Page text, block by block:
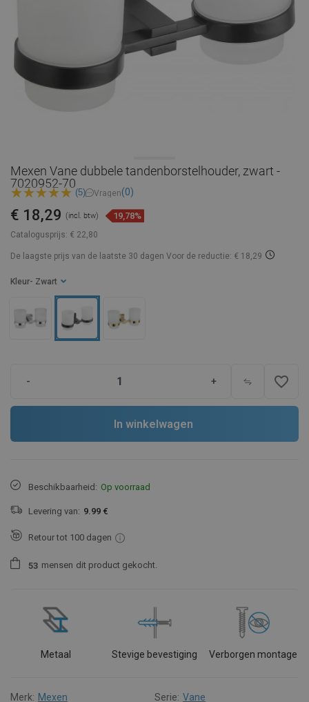
Mexen Vane dubbele tandenborstelhouder, zwart -
7020952-70
(5) Vragen(0)
Catalogusprijs: € 22,80
€ 18,29 (incl. btw) 19,78%
De laagste prijs van de laatste 30 dagen Voor de reductie: € 18,29
Kleur - Zwart
- + favorite_border
In winkelwagen
Beschikbaarheid: Op voorraad
Levering van: 9.99 €
Retour tot 100 dagen
53 mensen dit product gekocht.
Metaal Stevige bevestiging Verborgen montage
Merk: Mexen Serie: Vane